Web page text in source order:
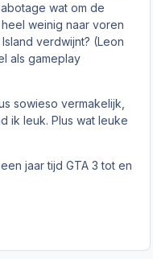
wat om de
weinig naar voren
verdwijnt? (Leon
als gameplay
sowieso vermakelijk,
ik leuk. Plus wat leuke
jaar tijd GTA 3 tot en